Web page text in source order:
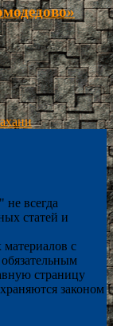
всегда
статей и
с
страницу
законом